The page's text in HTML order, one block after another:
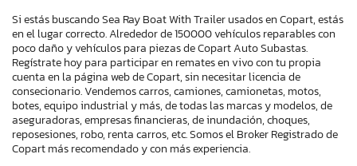
Si estás buscando Sea Ray Boat With Trailer usados en Copart, estás
en el lugar correcto. Alrededor de 150000 vehículos reparables con
poco daño y vehículos para piezas de Copart Auto Subastas.
Regístrate hoy para participar en remates en vivo con tu propia
cuenta en la página web de Copart, sin necesitar licencia de
consecionario. Vendemos carros, camiones, camionetas, motos,
botes, equipo industrial y más, de todas las marcas y modelos, de
aseguradoras, empresas financieras, de inundación, choques,
reposesiones, robo, renta carros, etc. Somos el Broker Registrado de
Copart más recomendado y con más experiencia.